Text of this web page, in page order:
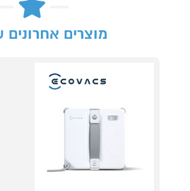
מוצרים אחרונים